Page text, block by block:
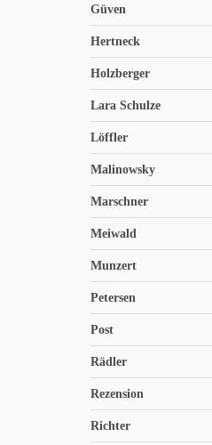
Güven
Hertneck
Holzberger
Lara Schulze
Löffler
Malinowsky
Marschner
Meiwald
Munzert
Petersen
Post
Rädler
Rezension
Richter